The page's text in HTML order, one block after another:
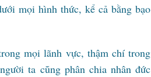
mọi hình thức, kể cả bằng bạo
mọi lãnh vực, thậm chí trong
ta cũng phân chia nhân đức